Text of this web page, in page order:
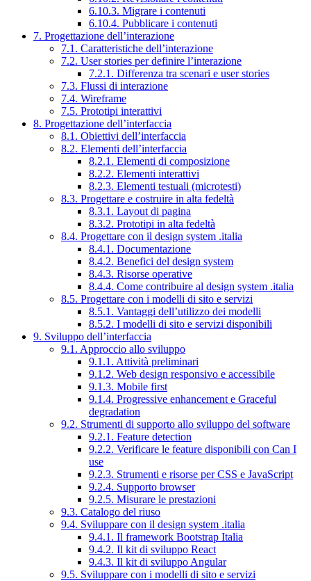
6.10.3. Migrare i contenuti
6.10.4. Pubblicare i contenuti
7. Progettazione dell’interazione
7.1. Caratteristiche dell’interazione
7.2. User stories per definire l’interazione
7.2.1. Differenza tra scenari e user stories
7.3. Flussi di interazione
7.4. Wireframe
7.5. Prototipi interattivi
8. Progettazione dell’interfaccia
8.1. Obiettivi dell’interfaccia
8.2. Elementi dell’interfaccia
8.2.1. Elementi di composizione
8.2.2. Elementi interattivi
8.2.3. Elementi testuali (microtesti)
8.3. Progettare e costruire in alta fedeltà
8.3.1. Layout di pagina
8.3.2. Prototipi in alta fedeltà
8.4. Progettare con il design system .italia
8.4.1. Documentazione
8.4.2. Benefici del design system
8.4.3. Risorse operative
8.4.4. Come contribuire al design system .italia
8.5. Progettare con i modelli di sito e servizi
8.5.1. Vantaggi dell’utilizzo dei modelli
8.5.2. I modelli di sito e servizi disponibili
9. Sviluppo dell’interfaccia
9.1. Approccio allo sviluppo
9.1.1. Attività preliminari
9.1.2. Web design responsivo e accessibile
9.1.3. Mobile first
9.1.4. Progressive enhancement e Graceful
degradation
9.2. Strumenti di supporto allo sviluppo del software
9.2.1. Feature detection
9.2.2. Verificare le feature disponibili con Can I
use
9.2.3. Strumenti e risorse per CSS e JavaScript
9.2.4. Supporto browser
9.2.5. Misurare le prestazioni
9.3. Catalogo del riuso
9.4. Sviluppare con il design system .italia
9.4.1. Il framework Bootstrap Italia
9.4.2. Il kit di sviluppo React
9.4.3. Il kit di sviluppo Angular
9.5. Sviluppare con i modelli di sito e servizi